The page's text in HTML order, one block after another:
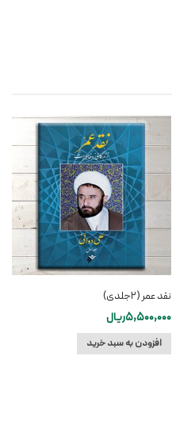
نقد عمر (۲جلدی)
5,500,000ریال
افزودن به سبد خرید